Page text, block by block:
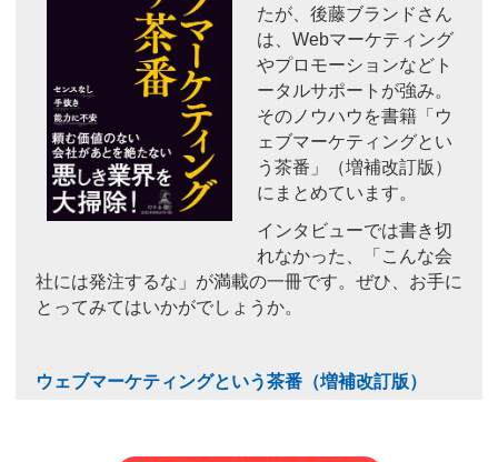
たが、後藤ブランドさん
は、Webマーケティング
やプロモーションなどト
ータルサポートが強み。
そのノウハウを書籍「ウ
ェブマーケティングとい
う茶番」（増補改訂版）
にまとめています。
インタビューでは書き切
れなかった、「こんな会
社には発注するな」が満載の一冊です。ぜひ、お手に
とってみてはいかがでしょうか。
ウェブマーケティングという茶番（増補改訂版）